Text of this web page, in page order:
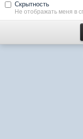
Скрытность
Не отображать меня в